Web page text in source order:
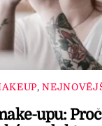
,
upu: